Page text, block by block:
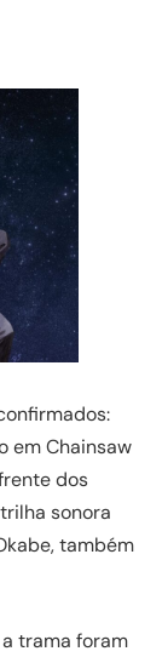
em Chainsaw
dos
sonora
também
trama foram